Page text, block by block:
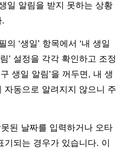
일 알림을 받지 못하는 상황
.
‘생일’ 항목에서 ‘내 생일
’ 설정을 각각 확인하고 조정
생일 알림’을 꺼두면, 내 생
자동으로 알려지지 않으니 주
된 날짜를 입력하거나 오타
되는 경우가 있습니다. 이